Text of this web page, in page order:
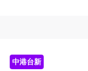
中港台新